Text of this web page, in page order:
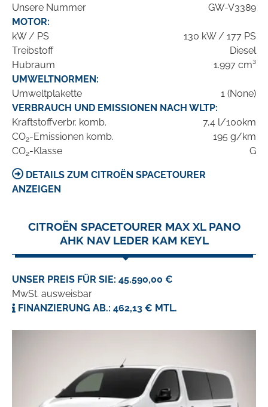
Unsere Nummer
GW-V3389
MOTOR:
kW / PS
130 kW / 177 PS
Treibstoff
Diesel
Hubraum
1.997 cm³
UMWELTNORMEN:
Umweltplakette
1 (None)
VERBRAUCH UND EMISSIONEN NACH WLTP:
Kraftstoffverbr. komb.
7,4 l/100km
CO2-Emissionen komb.
195 g/km
CO2-Klasse G
DETAILS ZUM CITROËN SPACETOURER
ANZEIGEN
CITROËN SPACETOURER MAX XL PANO
AHK NAV LEDER KAM KEYL
UNSER PREIS FÜR SIE: 45.590,00 €
MwSt. ausweisbar
FINANZIERUNG AB.: 462,13 € MTL.